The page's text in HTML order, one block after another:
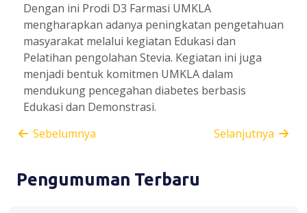
Dengan ini Prodi D3 Farmasi UMKLA
mengharapkan adanya peningkatan pengetahuan
masyarakat melalui kegiatan Edukasi dan
Pelatihan pengolahan Stevia. Kegiatan ini juga
menjadi bentuk komitmen UMKLA dalam
mendukung pencegahan diabetes berbasis
Edukasi dan Demonstrasi.
Sebelumnya
Selanjutnya
Pengumuman Terbaru